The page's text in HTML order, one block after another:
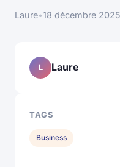
Laure•18 décembre 2025
L Laure
TAGS
Business